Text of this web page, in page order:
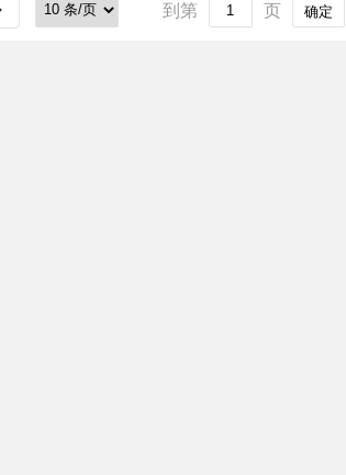
到第 页 确定